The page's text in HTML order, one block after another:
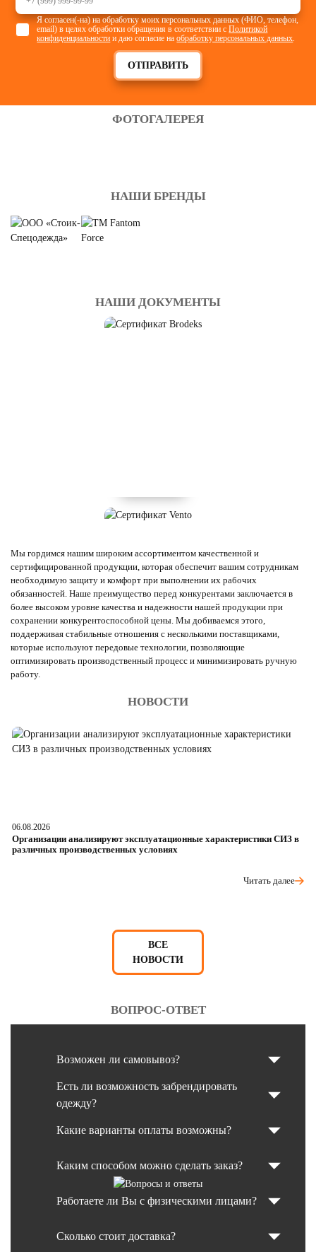
ОТПРАВИТЬ
Я согласен(-на) на обработку моих персональных данных (ФИО, телефон,
email) в целях обработки обращения в соответствии сПолитикой
конфиденциальности и даю согласие наобработку персональных данных.
ФОТОГАЛЕРЕЯ
НАШИ БРЕНДЫ
НАШИ ДОКУМЕНТЫ
Мы гордимся нашим широким ассортиментом качественной и
сертифицированной продукции, которая обеспечит вашим сотрудникам
необходимую защиту и комфорт при выполнении их рабочих
обязанностей. Наше преимущество перед конкурентами заключается в
более высоком уровне качества и надежности нашей продукции при
сохранении конкурентоспособной цены. Мы добиваемся этого,
поддерживая стабильные отношения с несколькими поставщиками,
которые используют передовые технологии, позволяющие
оптимизировать производственный процесс и минимизировать ручную
работу.
НОВОСТИ
06.08.2026
Организации анализируют эксплуатационные характеристики СИЗ в
различных производственных условиях
Читать далее
ВСЕ
НОВОСТИ
ВОПРОС-ОТВЕТ
Возможен ли самовывоз?
Есть ли возможность забрендировать
одежду?
Какие варианты оплаты возможны?
Каким способом можно сделать заказ?
Работаете ли Вы с физическими лицами?
Сколько стоит доставка?